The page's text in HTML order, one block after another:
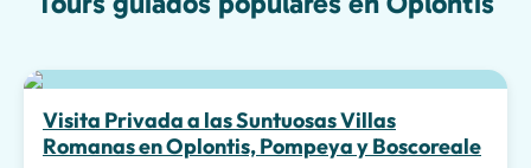
Experiencias Especiales
Visita Privada a las Suntuosas Villas
Romanas en Oplontis, Pompeya y Boscoreale